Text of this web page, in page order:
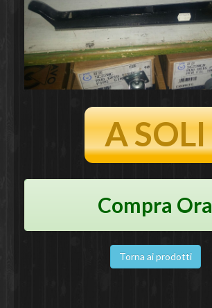
A SOLI
Compra Ora
Torna ai prodotti